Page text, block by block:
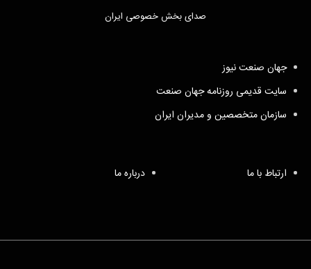
صدای بخش خصوصی ایران
جهان صنعت نیوز
سایت قدیمی روزنامه جهان صنعت
سازمان متخصصین و مدیران ایران
ارتباط با ما درباره ما